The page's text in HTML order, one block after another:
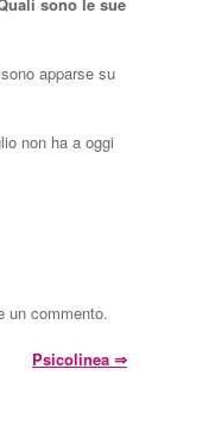
apparse su
non ha a oggi
un commento.
Psicolinea ⇒